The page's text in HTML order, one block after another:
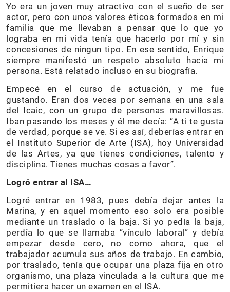
Yo era un joven muy atractivo con el sueño de ser
actor, pero con unos valores éticos formados en mi
familia que me llevaban a pensar que lo que yo
lograba en mi vida tenía que hacerlo por mí y sin
concesiones de ningun tipo. En ese sentido, Enrique
siempre manifestó un respeto absoluto hacia mi
persona. Está relatado incluso en su biografía.
Empecé en el curso de actuación, y me fue
gustando. Eran dos veces por semana en una sala
del Icaic, con un grupo de personas maravillosas.
Iban pasando los meses y él me decía: “A ti te gusta
de verdad, porque se ve. Si es así, deberías entrar en
el Instituto Superior de Arte (ISA), hoy Universidad
de las Artes, ya que tienes condiciones, talento y
disciplina. Tienes muchas cosas a favor”.
Logró entrar al ISA…
Logré entrar en 1983, pues debía dejar antes la
Marina, y en aquel momento eso solo era posible
mediante un traslado o la baja. Si yo pedía la baja,
perdía lo que se llamaba “vínculo laboral” y debía
empezar desde cero, no como ahora, que el
trabajador acumula sus años de trabajo. En cambio,
por traslado, tenía que ocupar una plaza fija en otro
organismo, una plaza vinculada a la cultura que me
permitiera hacer un examen en el ISA.